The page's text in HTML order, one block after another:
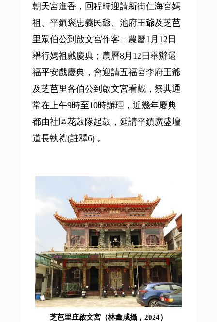
朝天宮進香，回程時迎請新街仁海宮媽
祖、平鎮褒忠義民爺、池府王爺及芝芭
里眾伯公到啟文宮作客；農曆1月12日
舉行媽祖戲慶典；農曆8月12日舉辦還
福平安戲慶典，會迎請五福宮李府王爺
及芝芭里各伯公到啟文宮看戲，祭典通
常在上午9時至10時辦理，近幾年慶典
都由社區花鼓隊起鼓，延請平鎮廣盛壇
道長執禮(註釋6) 。
芝芭里庄啟文宮（林鑫咸攝，2024）